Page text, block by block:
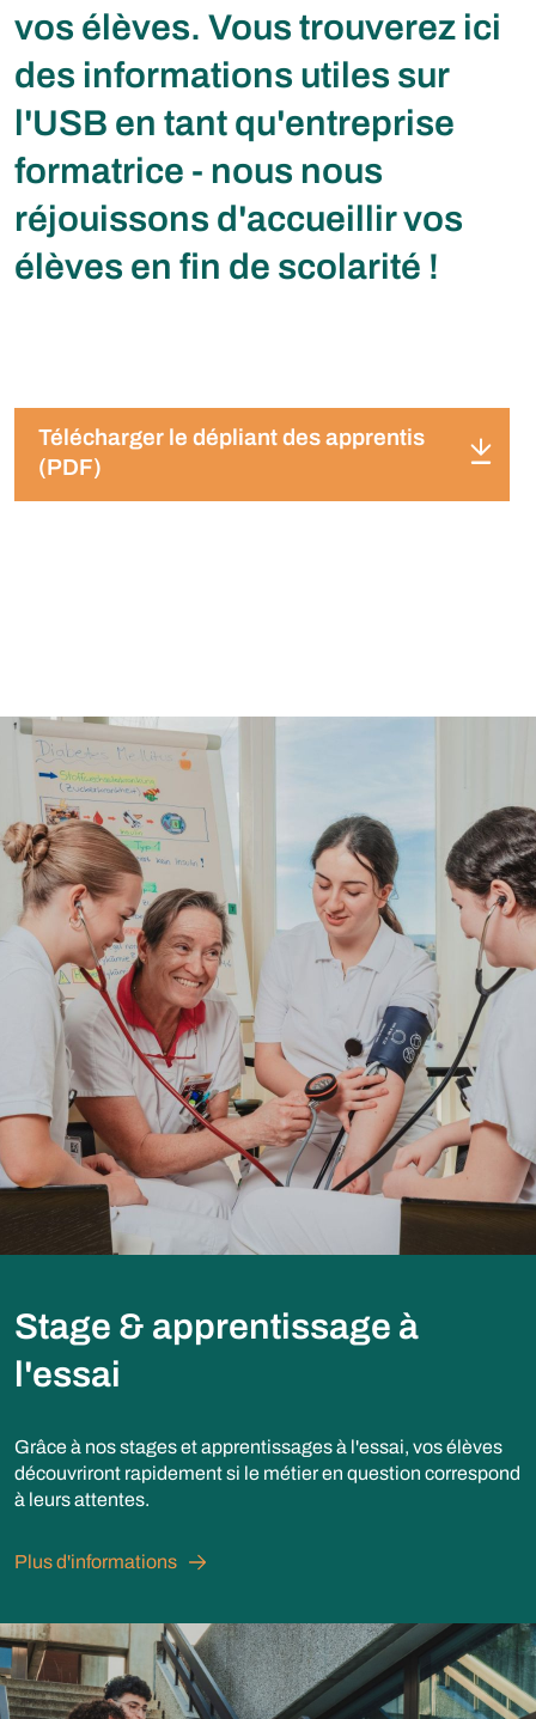
vos élèves. Vous trouverez ici
des informations utiles sur
l'USB en tant qu'entreprise
formatrice - nous nous
réjouissons d'accueillir vos
élèves en fin de scolarité !
Télécharger le dépliant des apprentis
(PDF)
Stage & apprentissage à
l'essai
Grâce à nos stages et apprentissages à l'essai, vos élèves
découvriront rapidement si le métier en question correspond
à leurs attentes.
Plus d'informations